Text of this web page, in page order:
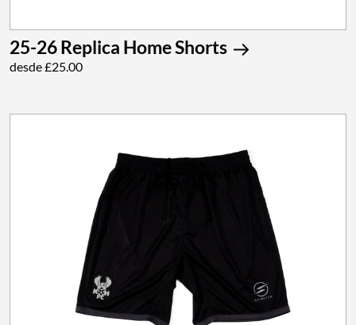
25-26 Replica Home Shorts
desde £25.00